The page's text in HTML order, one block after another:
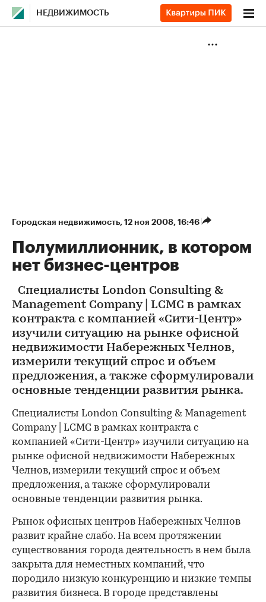
НЕДВИЖИМОСТЬ
Городская недвижимость⁠, 12 ноя 2008, 16:46
Полумиллионник, в котором
нет бизнес-центров
Специалисты London Consulting &
Management Company | LCMC в рамках
контракта с компанией «Сити-Центр»
изучили ситуацию на рынке офисной
недвижимости Набережных Челнов,
измерили текущий спрос и объем
предложения, а также сформулировали
основные тенденции развития рынка.
Специалисты London Consulting & Management
Company | LCMC в рамках контракта с
компанией «Сити-Центр» изучили ситуацию на
рынке офисной недвижимости Набережных
Челнов, измерили текущий спрос и объем
предложения, а также сформулировали
основные тенденции развития рынка.
Рынок офисных центров Набережных Челнов
развит крайне слабо. На всем протяжении
существования города деятельность в нем была
закрыта для неместных компаний, что
породило низкую конкуренцию и низкие темпы
развития бизнеса. В городе представлены